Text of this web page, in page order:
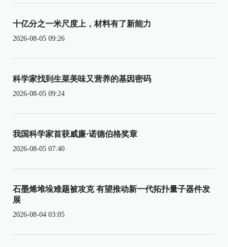
十亿分之一米尺度上，材料有了新能力
2026-08-05 09:26
科学家找到生菜美味又营养的基因密码
2026-08-05 09:24
我国科学家首获威廉·诺德伯格奖章
2026-08-05 07:40
石墨烯堆垛难题被攻克 有望推动新一代拓扑量子器件发
展
2026-08-04 03:05